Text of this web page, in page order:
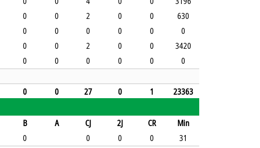
0 0 2 0 0
630
0 0 0 0 0
0
0 0 2 0 0
3420
0 0 0 0 0
0
0 0 27 0 1 23363
B A CJ 2J CR
Min
0 0 0 0
31